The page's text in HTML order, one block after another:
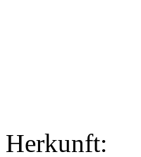
Herkunft: